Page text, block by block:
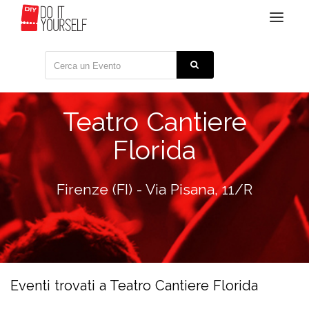
Toggle
Teatro Cantiere
Florida
Firenze (FI) - Via Pisana, 11/R
Eventi trovati a Teatro Cantiere Florida